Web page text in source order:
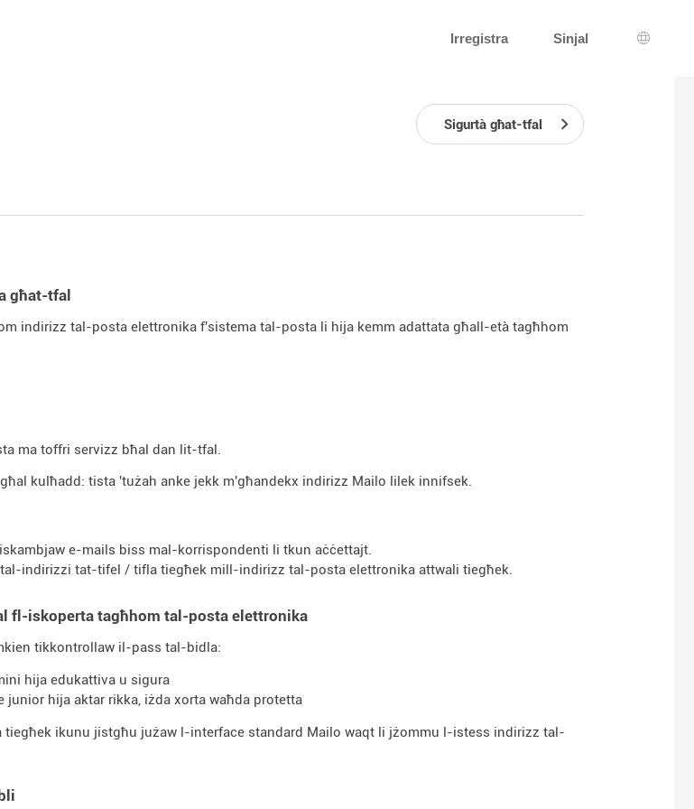
Irregistra Sinjal
Għażla
Sigurtà għat-tfal
għat-tfal
indirizz tal-posta elettronika f'sistema tal-posta li hija kemm adattata għall-età tagħhom
ma toffri servizz bħal dan lit-tfal.
kulħadd: tista 'tużah anke jekk m'għandekx indirizz Mailo lilek innifsek.
e-mails biss mal-korrispondenti li tkun aċċettajt.
indirizzi tat-tifel / tifla tiegħek mill-indirizz tal-posta elettronika attwali tiegħek.
fl-iskoperta tagħhom tal-posta elettronika
tikkontrollaw il-pass tal-bidla:
hija edukattiva u sigura
junior hija aktar rikka, iżda xorta waħda protetta
ikunu jistgħu jużaw l-interface standard Mailo waqt li jżommu l-istess indirizz tal-